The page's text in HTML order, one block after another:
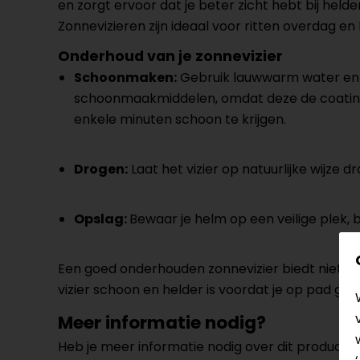
en zorgt ervoor dat je beter zicht hebt bij
Zonnevizieren zijn ideaal voor ritten overdag
Onderhoud van je zonnevizier
Schoonmaken: Gebruik lauwwarm water
schoonmaakmiddelen, omdat deze de
enkele minuten schoon te krijgen.
Drogen: Laat het vizier op natuurlijke wijze
Opslag: Bewaar je helm op een veilige
Een goed onderhouden zonnevizier biedt niet
vizier schoon en helder is voordat je op pad
Meer informatie nodig?
Heb je meer informatie nodig over dit